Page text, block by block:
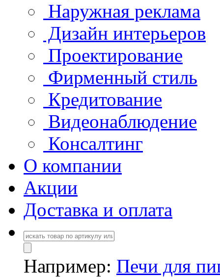
Наружная реклама
Дизайн интерьеров
Проектирование
Фирменный стиль
Кредитование
Видеонаблюдение
Консалтинг
О компании
Акции
Доставка и оплата
Например: Печи для